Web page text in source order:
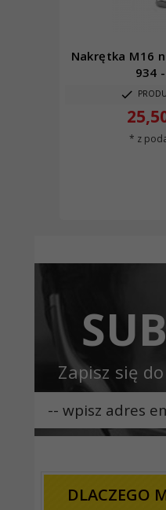
Nakrętka M16
934
25,
* z
Zapisz się
DLACZEGO